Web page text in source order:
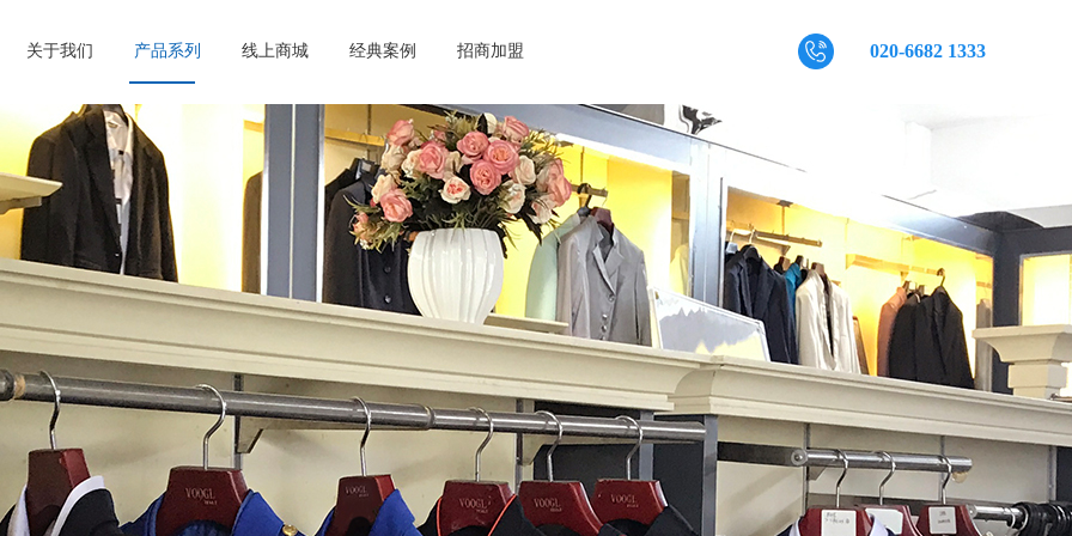
020-6682 1333
关于我们 产品系列 线上商城 经典案例 招商加盟